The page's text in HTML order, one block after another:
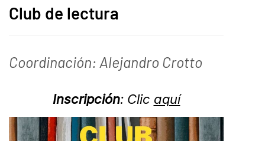
Club de lectura
Coordinación: Alejandro Crotto
Inscripción: Clic aquí